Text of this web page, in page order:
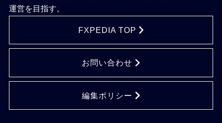
運営を目指す。
FXPEDIA TOP
お問い合わせ
編集ポリシー